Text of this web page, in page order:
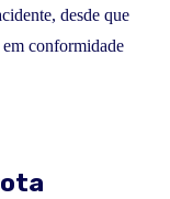
desde que
em conformidade